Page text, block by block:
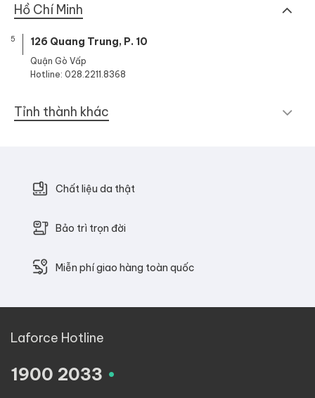
Hồ Chí Minh
5 126 Quang Trung, P. 10
Quận Gò Vấp
Hotline: 028.2211.8368
Tỉnh thành khác
Chất liệu da thật
Bảo trì trọn đời
Miễn phí giao hàng toàn quốc
Laforce Hotline
1900 2033 .